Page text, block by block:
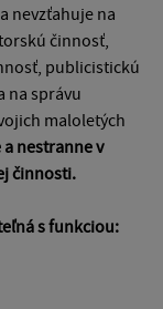
nevzťahuje na
činnosť,
publicistickú
na správu
maloletých
nestranne v
činnosti.
s funkciou: